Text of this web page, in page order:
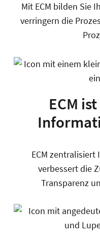
Mit ECM bilden Sie
verringern die
ECM
ECM
verbessert die
Transparenz